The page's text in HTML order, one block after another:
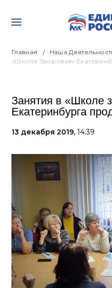
Главная Наша
«Школе Здоровья»
Занятия в «Школе
Екатеринбурга
13 декабря 2019, 14:39